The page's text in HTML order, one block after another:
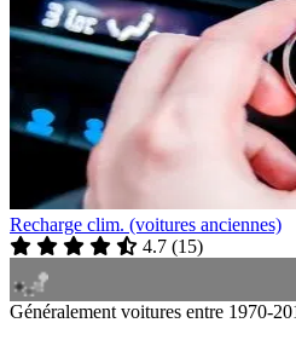
Recharge clim. (voitures anciennes)
4.7 (15)
Généralement voitures entre 1970-